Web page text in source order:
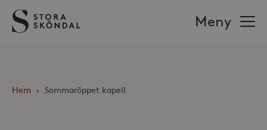
Stora
Sköndal
Meny
Hem › Sommaröppet kapell